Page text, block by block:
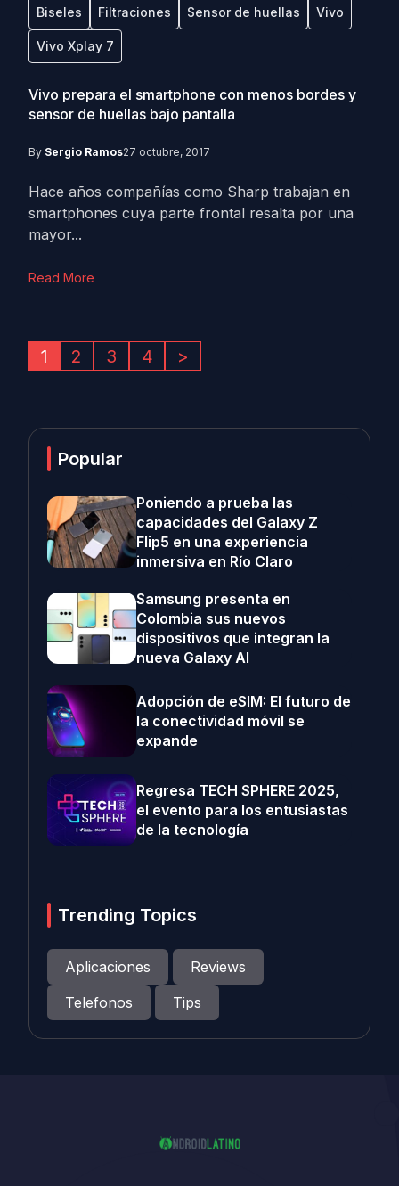
Biseles Filtraciones Sensor de huellas Vivo
Vivo Xplay 7
Vivo prepara el smartphone con menos bordes y
sensor de huellas bajo pantalla
By Sergio Ramos27 octubre, 2017
Hace años compañías como Sharp trabajan en
smartphones cuya parte frontal resalta por una
mayor...
Read More
1 2 3 4 >
Popular
Poniendo a prueba las
capacidades del Galaxy Z
Flip5 en una experiencia
inmersiva en Río Claro
Samsung presenta en
Colombia sus nuevos
dispositivos que integran la
nueva Galaxy AI
Adopción de eSIM: El futuro de
la conectividad móvil se
expande
Regresa TECH SPHERE 2025,
el evento para los entusiastas
de la tecnología
Trending Topics
Aplicaciones
Reviews
Telefonos
Tips